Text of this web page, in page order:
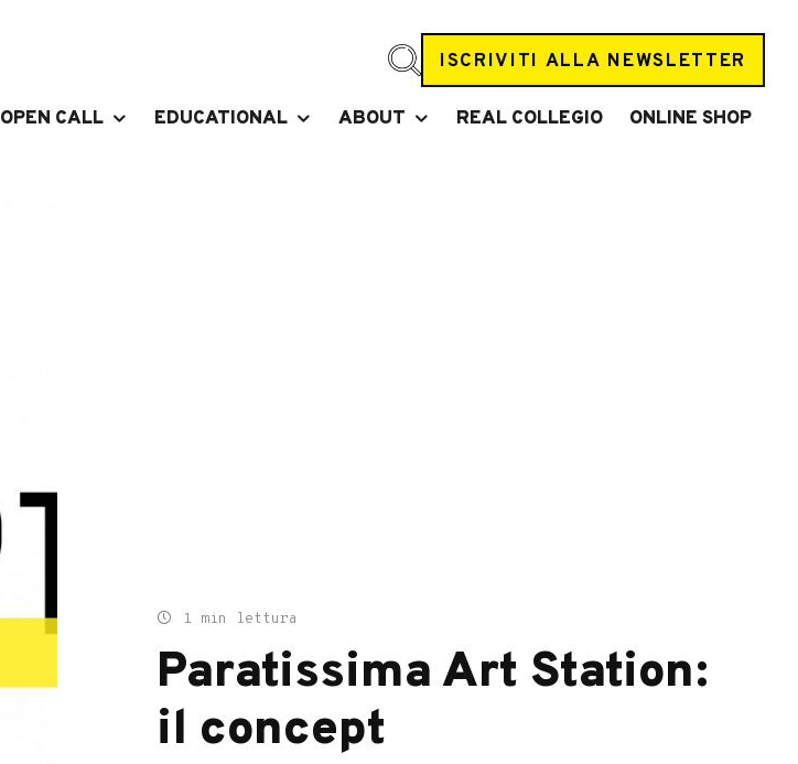
ISCRIVITI ALLA NEWSLETTER
OPEN CALL EDUCATIONAL ABOUT REAL COLLEGIO ONLINE SHOP
1 min lettura
Paratissima Art Station:
il concept